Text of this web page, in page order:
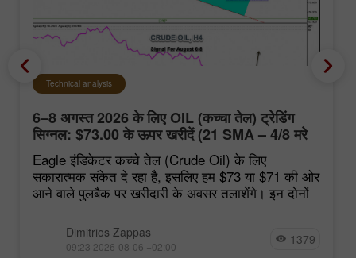
Technical analysis
6–8 अगस्त 2026 के लिए OIL (कच्चा तेल) ट्रेडिंग
सिग्नल: $73.00 के ऊपर खरीदें (21 SMA – 4/8 मरे
स्तर)
Eagle इंडिकेटर कच्चे तेल (Crude Oil) के लिए
सकारात्मक संकेत दे रहा है, इसलिए हम $73 या $71 की ओर
आने वाले पुलबैक पर खरीदारी के अवसर तलाशेंगे। इन दोनों
Dimitrios Zappas
09:23 2026-08-06 +02:00 1379